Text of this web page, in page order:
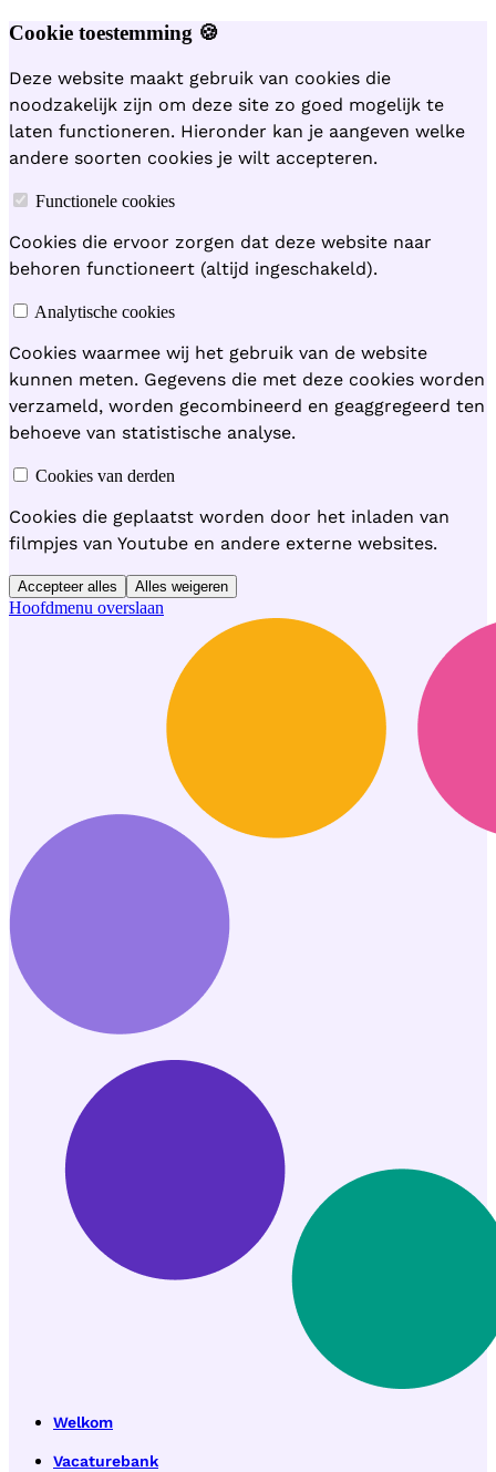
Cookie toestemming 🍪
Deze website maakt gebruik van cookies die
noodzakelijk zijn om deze site zo goed mogelijk te
laten functioneren. Hieronder kan je aangeven welke
andere soorten cookies je wilt accepteren.
Functionele cookies
Cookies die ervoor zorgen dat deze website naar
behoren functioneert (altijd ingeschakeld).
Analytische cookies
Cookies waarmee wij het gebruik van de website
kunnen meten. Gegevens die met deze cookies worden
verzameld, worden gecombineerd en geaggregeerd ten
behoeve van statistische analyse.
Cookies van derden
Cookies die geplaatst worden door het inladen van
filmpjes van Youtube en andere externe websites.
Accepteer alles Alles weigeren
Hoofdmenu overslaan
Welkom
Vacaturebank